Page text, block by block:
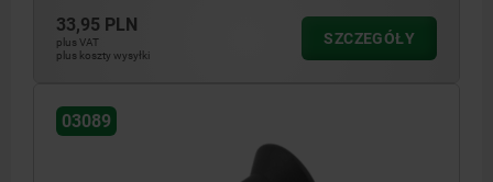
33,95 PLN
plus VAT
plus koszty wysyłki
SZCZEGÓŁY
03089